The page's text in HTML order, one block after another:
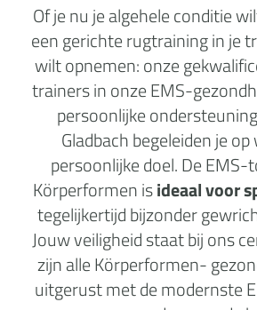
Of je nu je algehele conditie
een gerichte rugtraining in je
wilt opnemen: onze
trainers in onze EMS-
persoonlijke
Gladbach begeleiden je
persoonlijke doel. De EMS-
Körperformen isideaal voor
tegelijkertijd bijzonder
Jouw veiligheid staat bij ons
zijn alle Körperformen-
uitgerust met de modernste